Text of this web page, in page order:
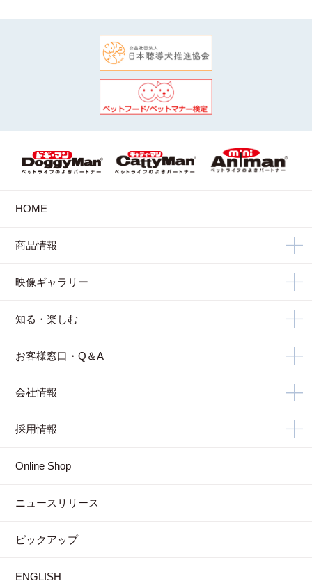
HOME
商品情報
映像ギャラリー
知る・楽しむ
お客様窓口・Q＆A
会社情報
採用情報
Online Shop
ニュースリリース
ピックアップ
ENGLISH